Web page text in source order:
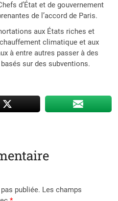
d’État et de gouvernement
de l’accord de Paris.
aux États riches et
climatique et aux
à entre autres passer à des
sur des subventions.
publiée. Les champs